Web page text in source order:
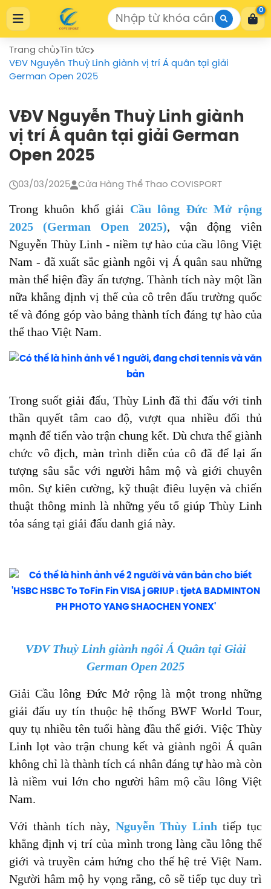
Cửa Hàng Thể Thao COVISPORT
Cửa Hàng Thể Thao COVISPORT
0772155559
https://covisport.com/
0
Trang chủ Tin tức
VĐV Nguyễn Thuỳ Linh giành vị trí Á quân tại giải
German Open 2025
VĐV Nguyễn Thuỳ Linh giành
vị trí Á quân tại giải German
Open 2025
03/03/2025 Cửa Hàng Thể Thao COVISPORT
Trong khuôn khổ giải Cầu lông Đức Mở rộng
2025 (German Open 2025), vận động viên
Nguyễn Thùy Linh - niềm tự hào của cầu lông Việt
Nam - đã xuất sắc giành ngôi vị Á quân sau những
màn thể hiện đầy ấn tượng. Thành tích này một lần
nữa khẳng định vị thế của cô trên đấu trường quốc
tế và đóng góp vào bảng thành tích đáng tự hào của
thể thao Việt Nam.
Trong suốt giải đấu, Thùy Linh đã thi đấu với tinh
thần quyết tâm cao độ, vượt qua nhiều đối thủ
mạnh để tiến vào trận chung kết. Dù chưa thể giành
chức vô địch, màn trình diễn của cô đã để lại ấn
tượng sâu sắc với người hâm mộ và giới chuyên
môn. Sự kiên cường, kỹ thuật điêu luyện và chiến
thuật thông minh là những yếu tố giúp Thùy Linh
tỏa sáng tại giải đấu danh giá này.
VĐV Thuỳ Linh giành ngôi Á Quân tại Giải
German Open 2025
Giải Cầu lông Đức Mở rộng là một trong những
giải đấu uy tín thuộc hệ thống BWF World Tour,
quy tụ nhiều tên tuổi hàng đầu thế giới. Việc Thùy
Linh lọt vào trận chung kết và giành ngôi Á quân
không chỉ là thành tích cá nhân đáng tự hào mà còn
là niềm vui lớn cho người hâm mộ cầu lông Việt
Nam.
Với thành tích này, Nguyễn Thùy Linh tiếp tục
khẳng định vị trí của mình trong làng cầu lông thế
giới và truyền cảm hứng cho thế hệ trẻ Việt Nam.
Người hâm mộ hy vọng rằng, cô sẽ tiếp tục duy trì